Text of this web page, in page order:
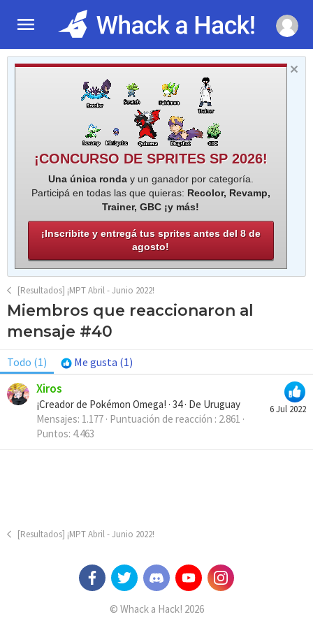
¡CONCURSO DE SPRITES SP 2026!
Una única ronday un ganador por categoría.
Participá en todas las que quieras: Recolor, Revamp,
Trainer, GBC ¡y más!
¡Inscribite y entregá tus sprites antes del 8 de
agosto!
[Resultados] ¡MPT Abril - Junio 2022!
Miembros que reaccionaron al
mensaje #40
Todo (1) Me gusta (1)
6 Jul 2022
Xiros
¡Creador de Pokémon Omega! · 34· De Uruguay
Mensajes 1.177 Puntuación de reacción 2.861
Puntos 4.463
[Resultados] ¡MPT Abril - Junio 2022!
© Whack a Hack! 2026